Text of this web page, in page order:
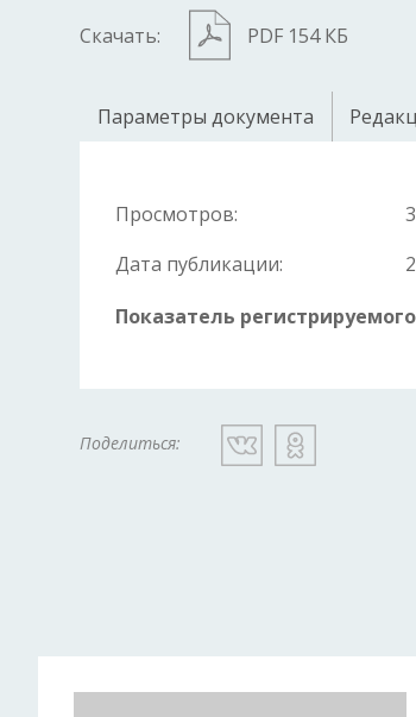
Скачать: PDF 154 КБ
Параметры документа
Просмотров:
Дата публикации:
Показатель
Поделиться: